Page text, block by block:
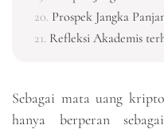
Prospek Jangka
Refleksi Akademis
Sebagai mata uang
hanya berperan